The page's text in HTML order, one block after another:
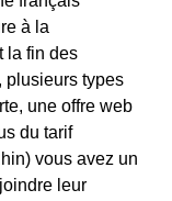
à la
la fin des
plusieurs types
une offre web
du tarif
vous avez un
leur